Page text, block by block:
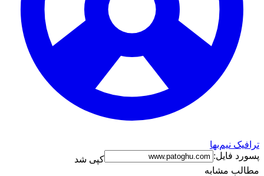
ترافیک نیم‌بها
پسورد فایل:
کپی شد
مطالب مشابه